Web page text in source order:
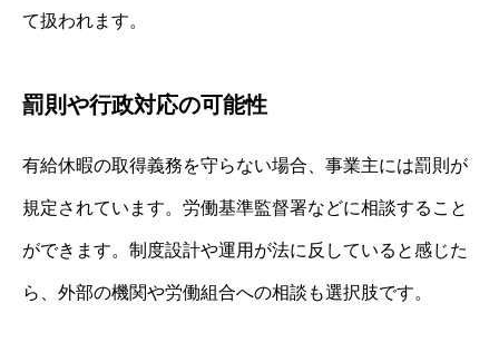
て扱われます。
罰則や行政対応の可能性
有給休暇の取得義務を守らない場合、事業主には罰則が
規定されています。労働基準監督署などに相談すること
ができます。制度設計や運用が法に反していると感じた
ら、外部の機関や労働組合への相談も選択肢です。